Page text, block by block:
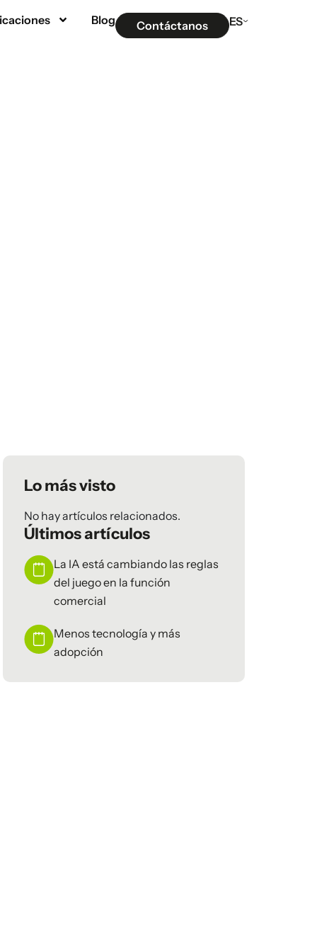
Blog Contáctanos ES
Lo más visto
No hay artículos relacionados.
Últimos artículos
La IA está cambiando las reglas
del juego en la función
comercial
Menos tecnología y más
adopción